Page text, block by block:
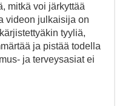
mitkä voi järkyttää
videon julkaisija on
tyyliä,
ja pistää todella
ja terveysasiat ei